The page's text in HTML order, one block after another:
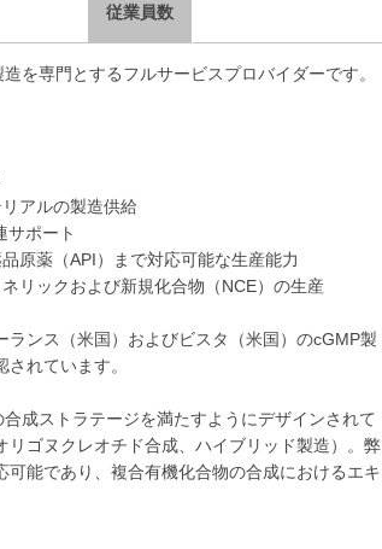
従業員数
を専門とするフルサービスプロバイダーです。
アルの製造供給
サポート
原薬（API）まで対応可能な生産能力
リックおよび新規化合物（NCE）の生産
ンス（米国）およびビスタ（米国）のcGMP製
れています。
成ストラテージを満たすようにデザインされて
ゴヌクレオチド合成、ハイブリッド製造）。弊
能であり、複合有機化合物の合成におけるエキ